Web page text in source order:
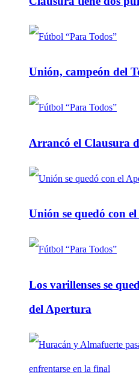
Unión, campeón del
Arrancó el Clausura
Unión se quedó con
Los varillenses se
del Apertura